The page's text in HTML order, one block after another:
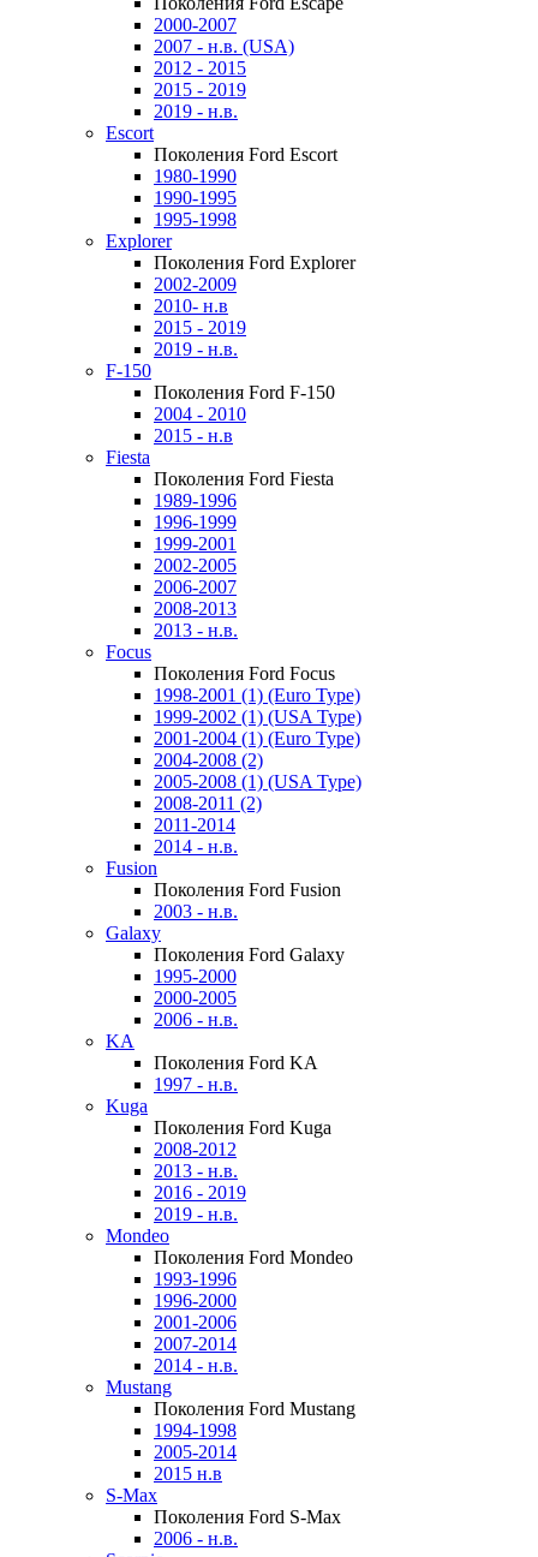
2000-2007
2007 - н.в. (USA)
2012 - 2015
2015 - 2019
2019 - н.в.
Escort
Поколения Ford Escort
1980-1990
1990-1995
1995-1998
Explorer
Поколения Ford Explorer
2002-2009
2010- н.в
2015 - 2019
2019 - н.в.
F-150
Поколения Ford F-150
2004 - 2010
2015 - н.в
Fiesta
Поколения Ford Fiesta
1989-1996
1996-1999
1999-2001
2002-2005
2006-2007
2008-2013
2013 - н.в.
Focus
Поколения Ford Focus
1998-2001 (1) (Euro Type)
1999-2002 (1) (USA Type)
2001-2004 (1) (Euro Type)
2004-2008 (2)
2005-2008 (1) (USA Type)
2008-2011 (2)
2011-2014
2014 - н.в.
Fusion
Поколения Ford Fusion
2003 - н.в.
Galaxy
Поколения Ford Galaxy
1995-2000
2000-2005
2006 - н.в.
KA
Поколения Ford KA
1997 - н.в.
Kuga
Поколения Ford Kuga
2008-2012
2013 - н.в.
2016 - 2019
2019 - н.в.
Mondeo
Поколения Ford Mondeo
1993-1996
1996-2000
2001-2006
2007-2014
2014 - н.в.
Mustang
Поколения Ford Mustang
1994-1998
2005-2014
2015 н.в
S-Max
Поколения Ford S-Max
2006 - н.в.